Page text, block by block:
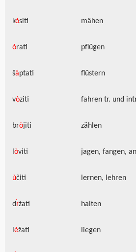
kòsiti mähen
òrati pflügen
šàptati flüstern
vòziti fahren tr. und
bròjiti zählen
lòviti jagen, fangen,
ùčiti lernen, lehren
dr̀žati halten
lèžati liegen